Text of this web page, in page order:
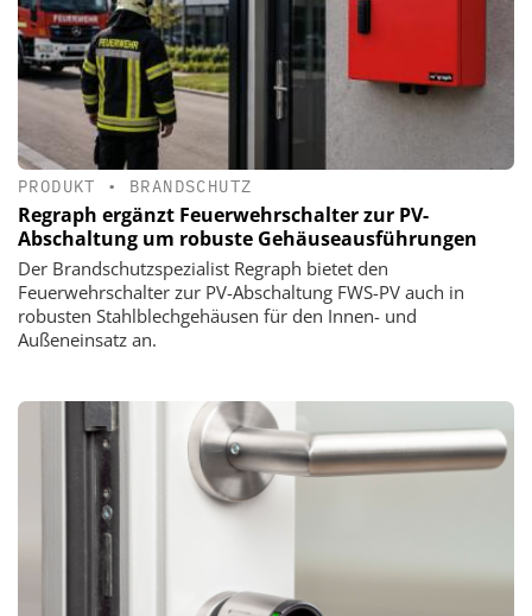
PRODUKT • BRANDSCHUTZ
Regraph ergänzt Feuerwehrschalter zur PV-
Abschaltung um robuste Gehäuseausführungen
Der Brandschutzspezialist Regraph bietet den
Feuerwehrschalter zur PV-Abschaltung FWS-PV auch in
robusten Stahlblechgehäusen für den Innen- und
Außeneinsatz an.